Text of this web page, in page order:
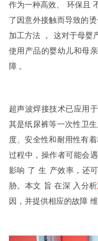
作为一种高效、 环保且
了因意外接触而导致的
加工方法
， 这对于母婴
使用产品的婴幼儿和母
障 。
超声波焊接技术已应用
其是纸尿裤等一次性卫
度、安全性和耐用性有
过程中，操作者可能会
影响 了 生 产效率，还
胁。本文 旨 在深 入分析
因 ，并提供相应的故障 维